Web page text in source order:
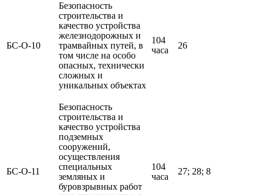
БС-О-10
Безопасность
строительства и
качество устройства
железнодорожных и
трамвайных путей, в
том числе на особо
опасных, технически
сложных и
уникальных объектах
104
часа
26
БС-О-11
Безопасность
строительства и
качество устройства
подземных
сооружений,
осуществления
специальных
земляных и
буровзрывных работ
104
часа
27; 28; 8